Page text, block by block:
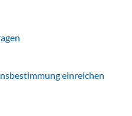
einreichen